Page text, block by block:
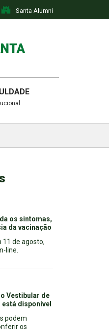
Santa Alumni
os sintomas,
da vacinação
11 de agosto,
line.
Vestibular de
está disponível
podem
os